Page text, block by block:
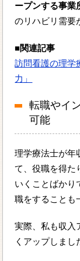
ープンする事業
のリハビリ需要
■関連記事
訪問看護の理学
力」
転職やイ
可能
理学療法士が年
て、役職を得た
いくことばかり
職をすることも
実際、私も収入
くアップしまし